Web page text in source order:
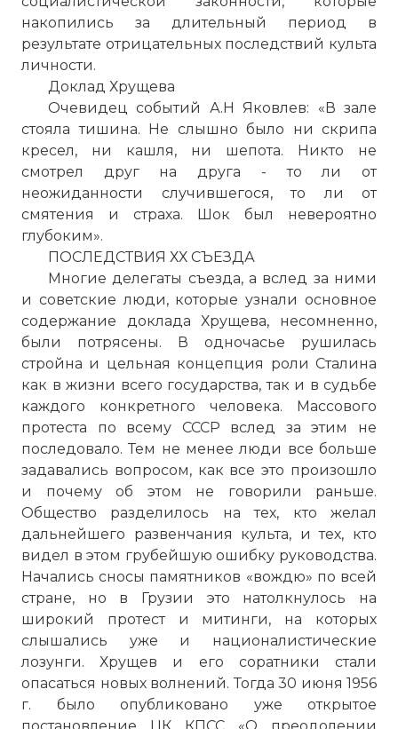
накопились за длительный период в
результате отрицательных последствий культа
личности.
Доклад Хрущева
Очевидец событий А.Н Яковлев: «В зале
стояла тишина. Не слышно было ни скрипа
кресел, ни кашля, ни шепота. Никто не
смотрел друг на друга - то ли от
неожиданности случившегося, то ли от
смятения и страха. Шок был невероятно
глубоким».
ПОСЛЕДСТВИЯ ХХ СЪЕЗДА
Многие делегаты съезда, а вслед за ними
и советские люди, которые узнали основное
содержание доклада Хрущева, несомненно,
были потрясены. В одночасье рушилась
стройна и цельная концепция роли Сталина
как в жизни всего государства, так и в судьбе
каждого конкретного человека. Массового
протеста по всему СССР вслед за этим не
последовало. Тем не менее люди все больше
задавались вопросом, как все это произошло
и почему об этом не говорили раньше.
Общество разделилось на тех, кто желал
дальнейшего развенчания культа, и тех, кто
видел в этом грубейшую ошибку руководства.
Начались сносы памятников «вождю» по всей
стране, но в Грузии это натолкнулось на
широкий протест и митинги, на которых
слышались уже и националистические
лозунги. Хрущев и его соратники стали
опасаться новых волнений. Тогда 30 июня 1956
г. было опубликовано уже открытое